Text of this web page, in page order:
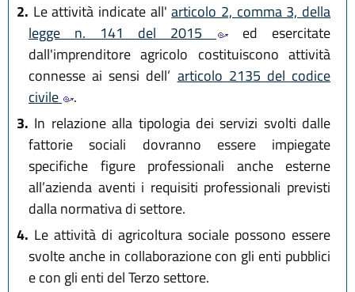
2. Le attività indicate all'articolo 2, comma 3, della
legge n. 141 del 2015
ed esercitate
dall'imprenditore agricolo costituiscono attività
connesse ai sensi dell’ articolo 2135 del codice
civile
.
3. In relazione alla tipologia dei servizi svolti dalle
fattorie sociali dovranno essere impiegate
specifiche figure professionali anche esterne
all’azienda aventi i requisiti professionali previsti
dalla normativa di settore.
4. Le attività di agricoltura sociale possono essere
svolte anche in collaborazione con gli enti pubblici
e con gli enti del Terzo settore.